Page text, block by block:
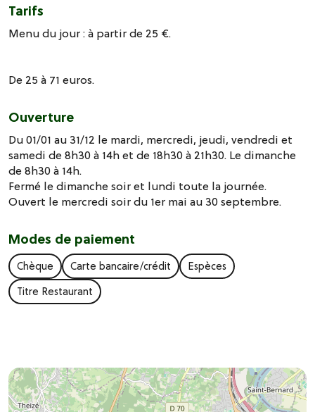
Tarifs
Menu du jour : à partir de 25 €.
De 25 à 71 euros.
Ouverture
Du 01/01 au 31/12 le mardi, mercredi, jeudi, vendredi et
samedi de 8h30 à 14h et de 18h30 à 21h30. Le dimanche
de 8h30 à 14h.
Fermé le dimanche soir et lundi toute la journée.
Ouvert le mercredi soir du 1er mai au 30 septembre.
Modes de paiement
Chèque Carte bancaire/crédit
Espèces
Titre Restaurant